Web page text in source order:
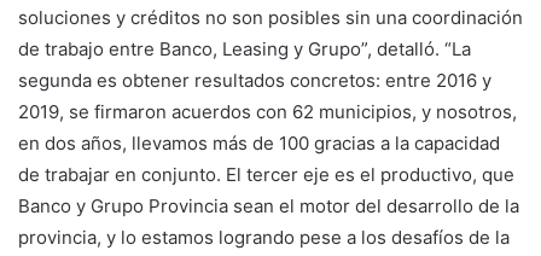
soluciones y créditos no son posibles sin una coordinación
de trabajo entre Banco, Leasing y Grupo”, detalló. “La
segunda es obtener resultados concretos: entre 2016 y
2019, se firmaron acuerdos con 62 municipios, y nosotros,
en dos años, llevamos más de 100 gracias a la capacidad
de trabajar en conjunto. El tercer eje es el productivo, que
Banco y Grupo Provincia sean el motor del desarrollo de la
provincia, y lo estamos logrando pese a los desafíos de la